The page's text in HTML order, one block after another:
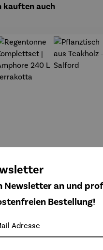
kauften auch
5 von 5 Sternen
Regenton
ne
h aus
Newsletter an und
Bestellung!
Adresse